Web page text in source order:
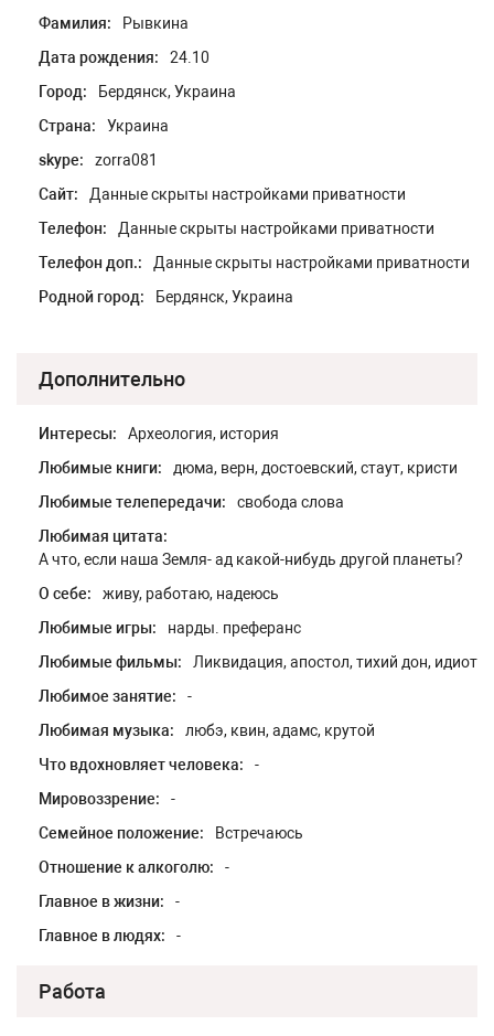
Фамилия:
Рывкина
Дата рождения:
24.10
Город:
Бердянск, Украина
Страна:
Украина
skype:
zorra081
Сайт:
Данные скрыты настройками приватности
Телефон:
Данные скрыты настройками приватности
Телефон доп.:
Данные скрыты настройками приватности
Родной город:
Бердянск, Украина
Дополнительно
Интересы:
Археология, история
Любимые книги:
дюма, верн, достоевский, стаут, кристи
Любимые телепередачи:
свобода слова
Любимая цитата:
А что, если наша Земля- ад какой-нибудь другой планеты?
О себе:
живу, работаю, надеюсь
Любимые игры:
нарды. преферанс
Любимые фильмы:
Ликвидация, апостол, тихий дон, идиот
Любимое занятие:
-
Любимая музыка:
любэ, квин, адамс, крутой
Что вдохновляет человека:
-
Мировоззрение:
-
Семейное положение:
Встречаюсь
Отношение к алкоголю:
-
Главное в жизни:
-
Главное в людях:
-
Работа